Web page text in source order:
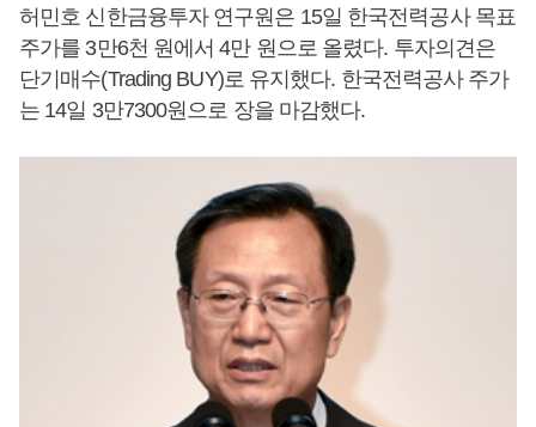
허민호 신한금융투자 연구원은 15일 한국전력공사 목표
주가를 3만6천 원에서 4만 원으로 올렸다. 투자의견은
단기매수(Trading BUY)로 유지했다. 한국전력공사 주가
는 14일 3만7300원으로 장을 마감했다.